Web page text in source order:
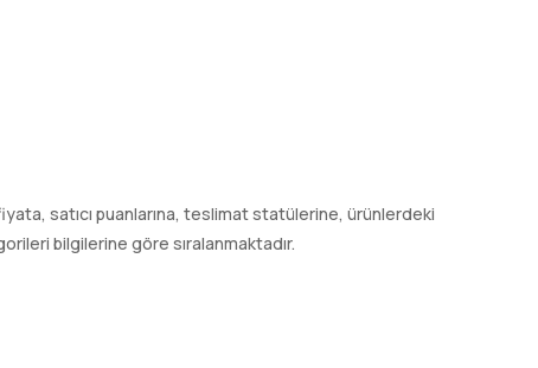
satıcı puanlarına, teslimat statülerine, ürünlerdeki
bilgilerine göre sıralanmaktadır.